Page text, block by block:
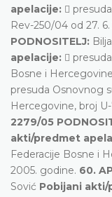
apelacije: 
Rev-250/04 od 27.
PODNOSITELJ:
apelacije: 
Bosne i
presuda Osnovnog
Hercegovine, broj
2279/05
akti/predmet
Federacije Bosne i
2005. godine. 60.
Sović Pobijani